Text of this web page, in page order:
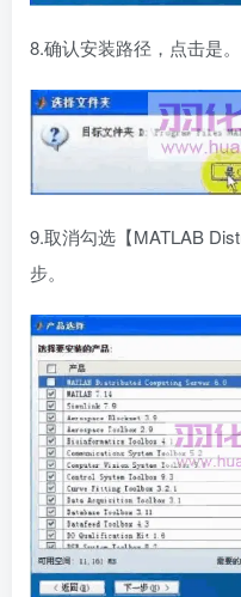
8.确认安装路径，点击是。
9.取消勾选【MATLAB
步。